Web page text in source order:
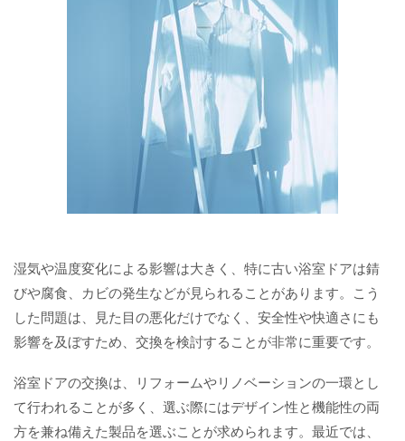
湿気や温度変化による影響は大きく、特に古い浴室ドアは錆
びや腐食、カビの発生などが見られることがあります。こう
した問題は、見た目の悪化だけでなく、安全性や快適さにも
影響を及ぼすため、交換を検討することが非常に重要です。
浴室ドアの交換は、リフォームやリノベーションの一環とし
て行われることが多く、選ぶ際にはデザイン性と機能性の両
方を兼ね備えた製品を選ぶことが求められます。最近では、